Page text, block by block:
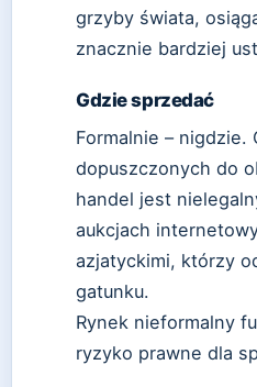
grzyby świata,
znacznie bardziej
Gdzie sprzedać
Formalnie –
dopuszczonych do
handel jest
aukcjach
azjatyckimi, którzy
gatunku.
Rynek nieformalny
ryzyko prawne dla